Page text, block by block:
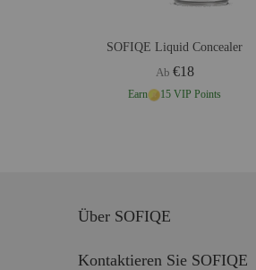
SOFIQE Liquid Concealer
Ab €18
Earn 15 VIP Points
Über SOFIQE
Kontaktieren Sie SOFIQE